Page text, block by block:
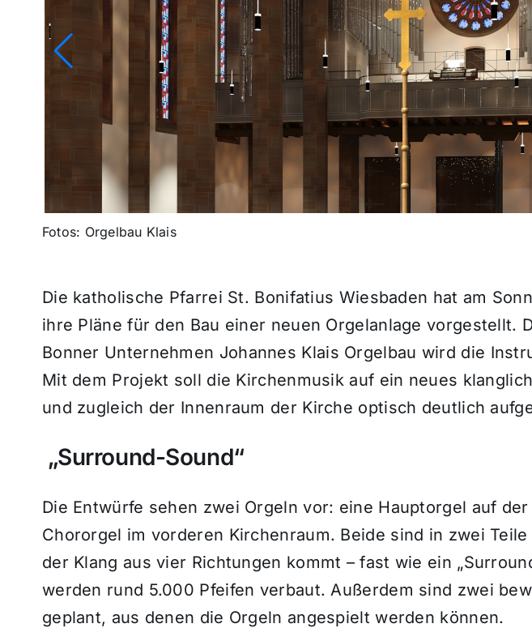
Fotos: Orgelbau Klais
Die katholische Pfarrei St. Bonifatius Wiesbaden hat am
ihre Pläne für den Bau einer neuen Orgelanlage vorgestellt.
Bonner Unternehmen Johannes Klais Orgelbau wird die
Mit dem Projekt soll die Kirchenmusik auf ein neues
und zugleich der Innenraum der Kirche optisch deutlich
„Surround-Sound“
Die Entwürfe sehen zwei Orgeln vor: eine Hauptorgel auf
Chororgel im vorderen Kirchenraum. Beide sind in zwei
der Klang aus vier Richtungen kommt – fast wie ein
werden rund 5.000 Pfeifen verbaut. Außerdem sind zwei
geplant, aus denen die Orgeln angespielt werden können.